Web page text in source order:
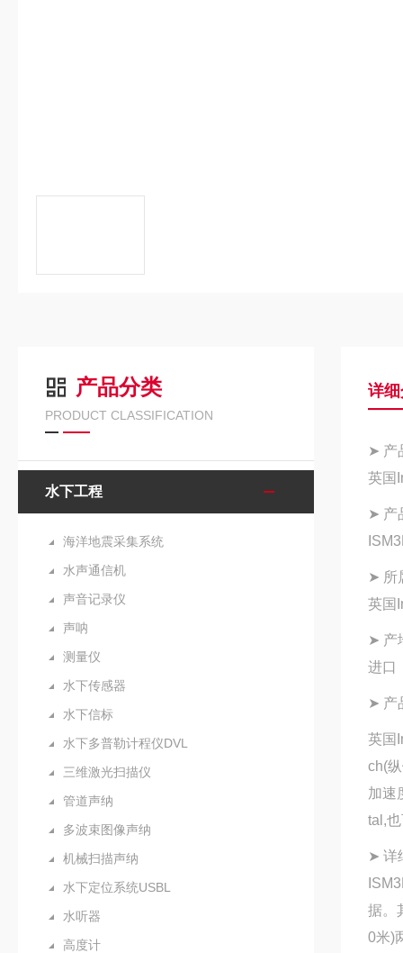
产品分类
PRODUCT CLASSIFICATION
水下工程
海洋地震采集系统
水声通信机
声音记录仪
声呐
测量仪
水下传感器
水下信标
水下多普勒计程仪DVL
三维激光扫描仪
管道声纳
多波束图像声纳
机械扫描声纳
水下定位系统USBL
水听器
高度计
详
➤ 产
英国
➤ 产
➤ 所
英国
➤ 产
进口
➤ 产
英国
ch(
加速
tal,
➤ 详
据。
0米)